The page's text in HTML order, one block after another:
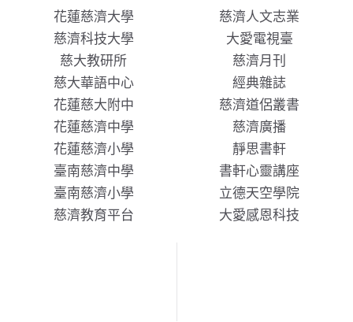
花蓮慈濟大學
慈濟科技大學
慈大教研所
慈大華語中心
花蓮慈大附中
花蓮慈濟中學
花蓮慈濟小學
臺南慈濟中學
臺南慈濟小學
慈濟教育平台
慈濟人文志業
大愛電視臺
慈濟月刊
經典雜誌
慈濟道侶叢書
慈濟廣播
靜思書軒
書軒心靈講座
立德天空學院
大愛感恩科技